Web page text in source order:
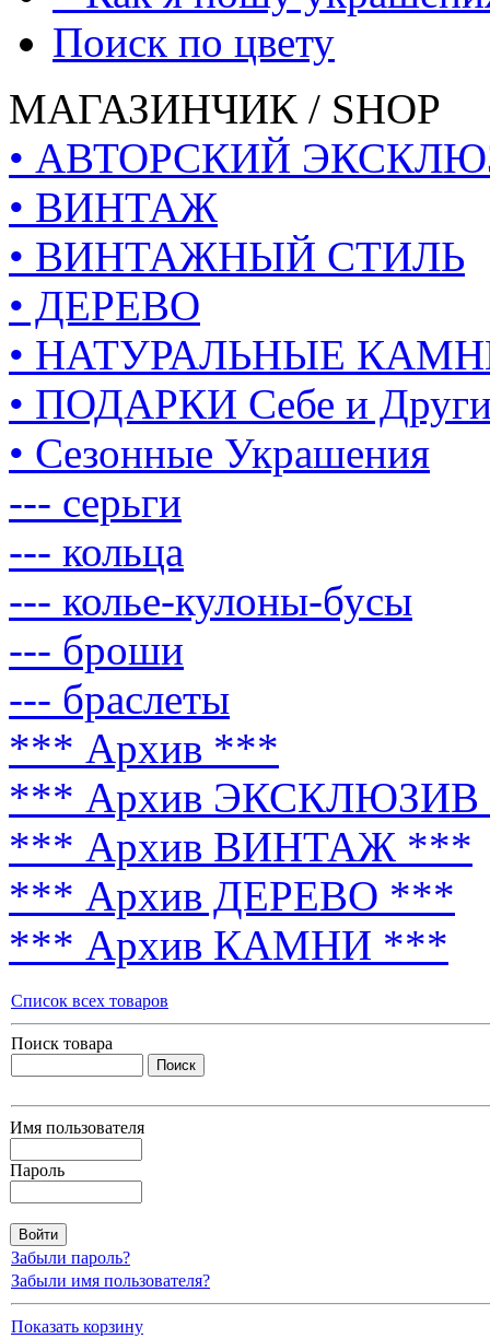
Поиск по цвету
МАГАЗИНЧИК / SHOP
• АВТОРСКИЙ
• ВИНТАЖ
• ВИНТАЖНЫЙ СТИЛЬ
• ДЕРЕВО
• НАТУРАЛЬНЫЕ
• ПОДАРКИ Себе и
• Сезонные Украшения
--- серьги
--- кольца
--- колье-кулоны-бусы
--- броши
--- браслеты
*** Архив ***
*** Архив
*** Архив ВИНТАЖ ***
*** Архив ДЕРЕВО ***
*** Архив КАМНИ ***
Список всех товаров
Поиск товара
Имя пользователя
Пароль
Забыли пароль?
Забыли имя пользователя?
Показать корзину